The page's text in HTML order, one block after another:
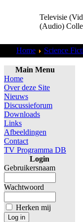
Televisie
(Audio)
Home Science
Main Menu
Home
Over deze Site
Nieuws
Discussieforum
Downloads
Links
Afbeeldingen
Contact
TV Programma DB
Login
Gebruikersnaam
Wachtwoord
Herken mij